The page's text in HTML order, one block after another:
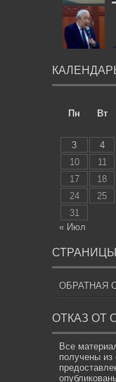
Пн
Вт
3
4
10
11
17
18
24
25
31
« Июл
СТРАНИЦЫ
ОБРАТНАЯ
ОТКАЗ ОТ
Все
получены из